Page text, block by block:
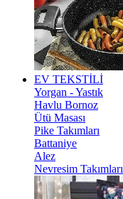
EV TEKSTİLİ
Yorgan - Yastık
Havlu Bornoz
Ütü Masası
Pike Takımları
Battaniye
Alez
Nevresim Takımları